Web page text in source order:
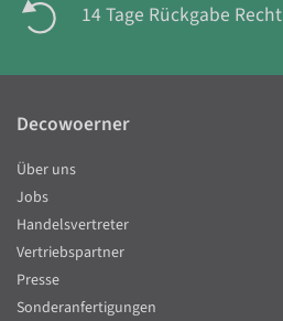
14 Tage Rückgabe Recht
Decowoerner
Über uns
Jobs
Handelsvertreter
Vertriebspartner
Presse
Sonderanfertigungen